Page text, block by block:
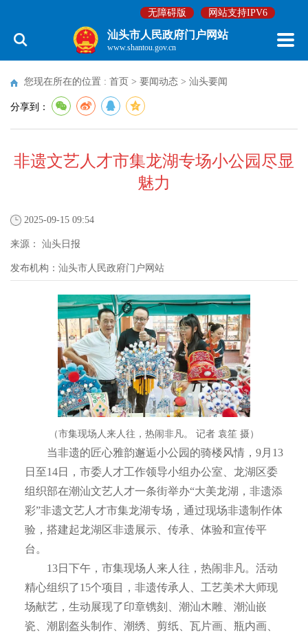
无障碍版 网站支持IPV6
汕头市人民政府门户网站
www.shantou.gov.cn
您现在所在的位置 : 首页 > 要闻动态 > 汕头要闻
分享到：
非遗文艺人才市集龙湖专场小公园尽显
魅力
2025-09-15 09:54
来源： 汕头日报
发布机构： 汕头市人民政府门户网站
（市集现场人来人往，热闹非凡。 记者 袁笙 摄）
当非遗的匠心雅韵邂逅小公园的骑楼风情，9月13
日至14日，市委人才工作领导小组办公室、龙湖区委
组织部在潮汕文艺人才一条街举办“大美龙湖，非遗添
彩”非遗文艺人才市集龙湖专场，通过现场非遗制作体
验，搭建起龙湖区非遗展示、传承、体验和宣传平
台。
13日下午，市集现场人来人往，热闹非凡。活动
精心组织了15个项目，非遗传承人、工艺美术大师现
场献艺，生动展现了印章镌刻、潮汕木雕、潮汕嵌
瓷、潮剧盔头制作、潮绣、剪纸、瓦片画、瓶内画、